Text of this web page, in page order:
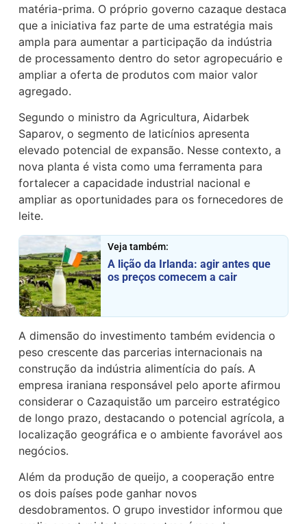
matéria-prima. O próprio governo cazaque destaca
que a iniciativa faz parte de uma estratégia mais
ampla para aumentar a participação da indústria
de processamento dentro do setor agropecuário e
ampliar a oferta de produtos com maior valor
agregado.
Segundo o ministro da Agricultura, Aidarbek
Saparov, o segmento de laticínios apresenta
elevado potencial de expansão. Nesse contexto, a
nova planta é vista como uma ferramenta para
fortalecer a capacidade industrial nacional e
ampliar as oportunidades para os fornecedores de
leite.
Veja também:
A lição da Irlanda: agir antes que
os preços comecem a cair
A dimensão do investimento também evidencia o
peso crescente das parcerias internacionais na
construção da indústria alimentícia do país. A
empresa iraniana responsável pelo aporte afirmou
considerar o Cazaquistão um parceiro estratégico
de longo prazo, destacando o potencial agrícola, a
localização geográfica e o ambiente favorável aos
negócios.
Além da produção de queijo, a cooperação entre
os dois países pode ganhar novos
desdobramentos. O grupo investidor informou que